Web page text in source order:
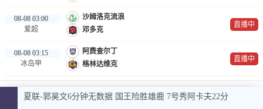
08-08 03:00
爱超
沙姆洛克流浪
邓多克
直播中
08-08 03:15
冰岛甲
阿费查尔丁
格林达维克
直播中
夏联-郭昊文6分钟无数据 国王险胜雄鹿 7号秀阿卡夫22分